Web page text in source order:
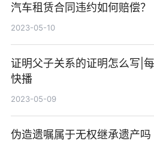
汽车租赁合同违约如何赔偿？
2023-05-10
证明父子关系的证明怎么写|
快播
2023-05-09
伪造遗嘱属于无权继承遗产吗